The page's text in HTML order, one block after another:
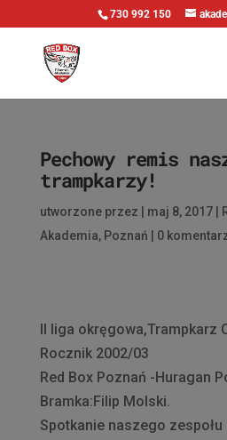
730 992 150
Pechowy remis
trampkarzy!
utworzone przez maj 8, 2017|
Akademia, Poznań 0
II liga okręgowa,Trampkarz
Rocznik 2002/03
Red Box Poznań -Huragan
Bramka:Filip Molski.
Spotkanie naszego zespołu